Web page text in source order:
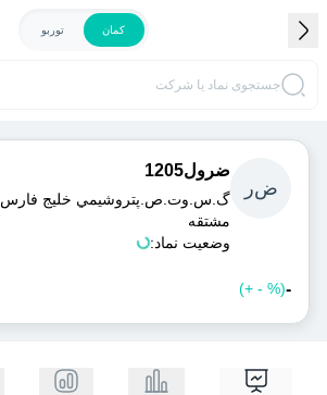
کمان توربو
جستجوی نماد یا شرکت
ضر
ضرول1205
گ.س.وت.ص.پتروشيمي خليج فارس
مشتقه
وضعیت نماد:
-
(+ - %)